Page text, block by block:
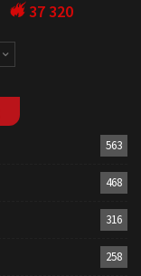
37 320
563
468
316
258